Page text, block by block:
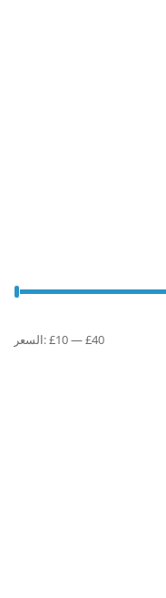
السعر:£10—£40